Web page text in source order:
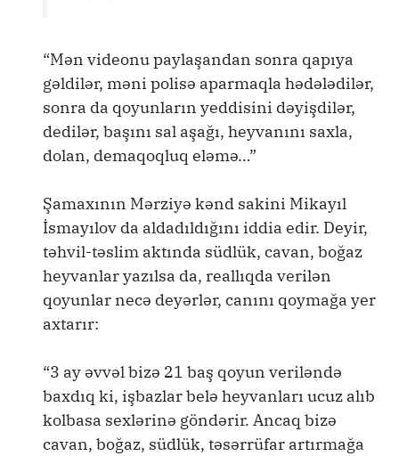
“Mən videonu paylaşandan sonra qapıya
gəldilər, məni polisə aparmaqla hədələdilər,
sonra da qoyunların yeddisini dəyişdilər,
dedilər, başını sal aşağı, heyvanını saxla,
dolan, demaqoqluq eləmə…”
Şamaxının Mərziyə kənd sakini Mikayıl
İsmayılov da aldadıldığını iddia edir. Deyir,
təhvil-təslim aktında südlük, cavan, boğaz
heyvanlar yazılsa da, reallıqda verilən
qoyunlar necə deyərlər, canını qoymağa yer
axtarır:
“3 ay əvvəl bizə 21 baş qoyun veriləndə
baxdıq ki, işbazlar belə heyvanları ucuz alıb
kolbasa sexlərinə göndərir. Ancaq bizə
cavan, boğaz, südlük, təsərrüfar artırmağa